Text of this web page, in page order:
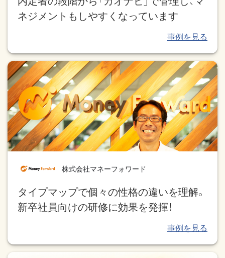
ネジメントもしやすくなっています
株式会社マネーフォワード
タイプマップで個々の性格の違いを理解。
新卒社員向けの研修に効果を発揮！